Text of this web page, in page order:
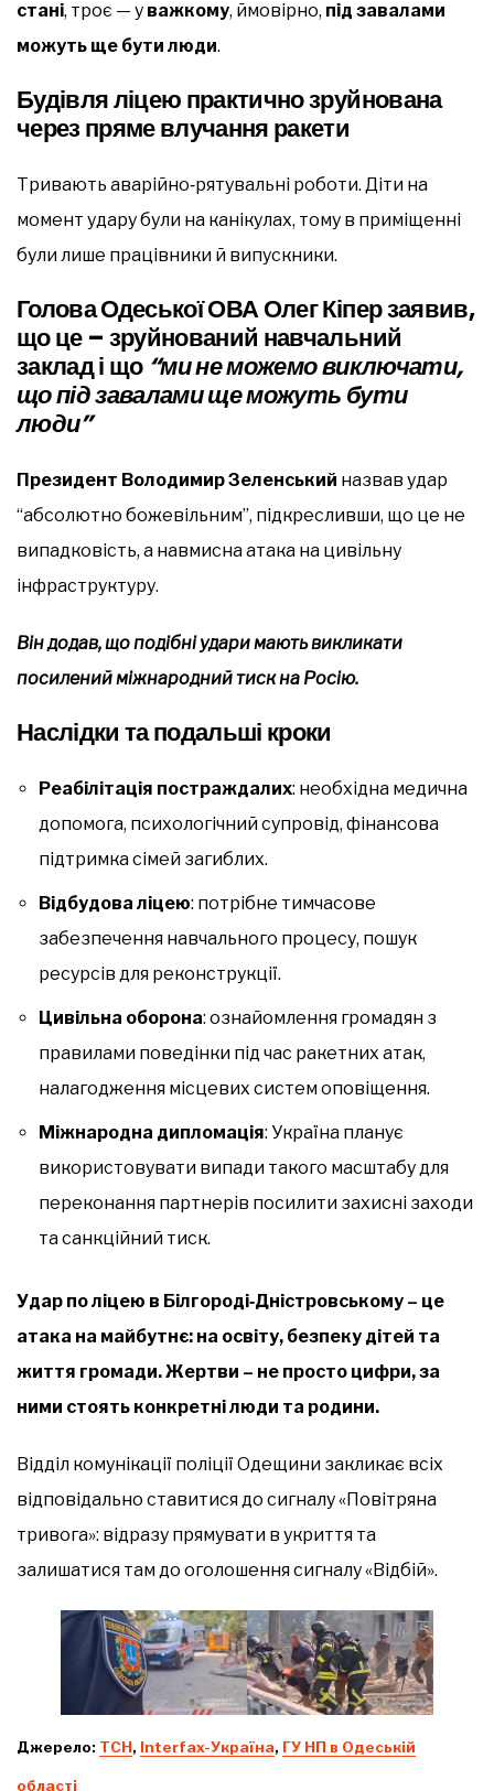
стані, троє — у важкому, ймовірно, під завалами
можуть ще бути люди.
Будівля ліцею практично зруйнована
через пряме влучання ракети
Тривають аварійно‑рятувальні роботи. Діти на
момент удару були на канікулах, тому в приміщенні
були лише працівники й випускники.
Голова Одеської ОВА Олег Кіпер заявив,
що це – зруйнований навчальний
заклад і що “ми не можемо виключати,
що під завалами ще можуть бути
люди”
Президент Володимир Зеленський назвав удар
“абсолютно божевільним”, підкресливши, що це не
випадковість, а навмисна атака на цивільну
інфраструктуру.
Він додав, що подібні удари мають викликати
посилений міжнародний тиск на Росію.
Наслідки та подальші кроки
Реабілітація постраждалих: необхідна медична
допомога, психологічний супровід, фінансова
підтримка сімей загиблих.
Відбудова ліцею: потрібне тимчасове
забезпечення навчального процесу, пошук
ресурсів для реконструкції.
Цивільна оборона: ознайомлення громадян з
правилами поведінки під час ракетних атак,
налагодження місцевих систем оповіщення.
Міжнародна дипломація: Україна планує
використовувати випади такого масштабу для
переконання партнерів посилити захисні заходи
та санкційний тиск.
Удар по ліцею в Білгороді‑Дністровському – це
атака на майбутнє: на освіту, безпеку дітей та
життя громади. Жертви – не просто цифри, за
ними стоять конкретні люди та родини.
Відділ комунікації поліції Одещини закликає всіх
відповідально ставитися до сигналу «Повітряна
тривога»: відразу прямувати в укриття та
залишатися там до оголошення сигналу «Відбій».
Джерело: ТСН, Іnterfax-Україна, ГУ НП в Одеській
області